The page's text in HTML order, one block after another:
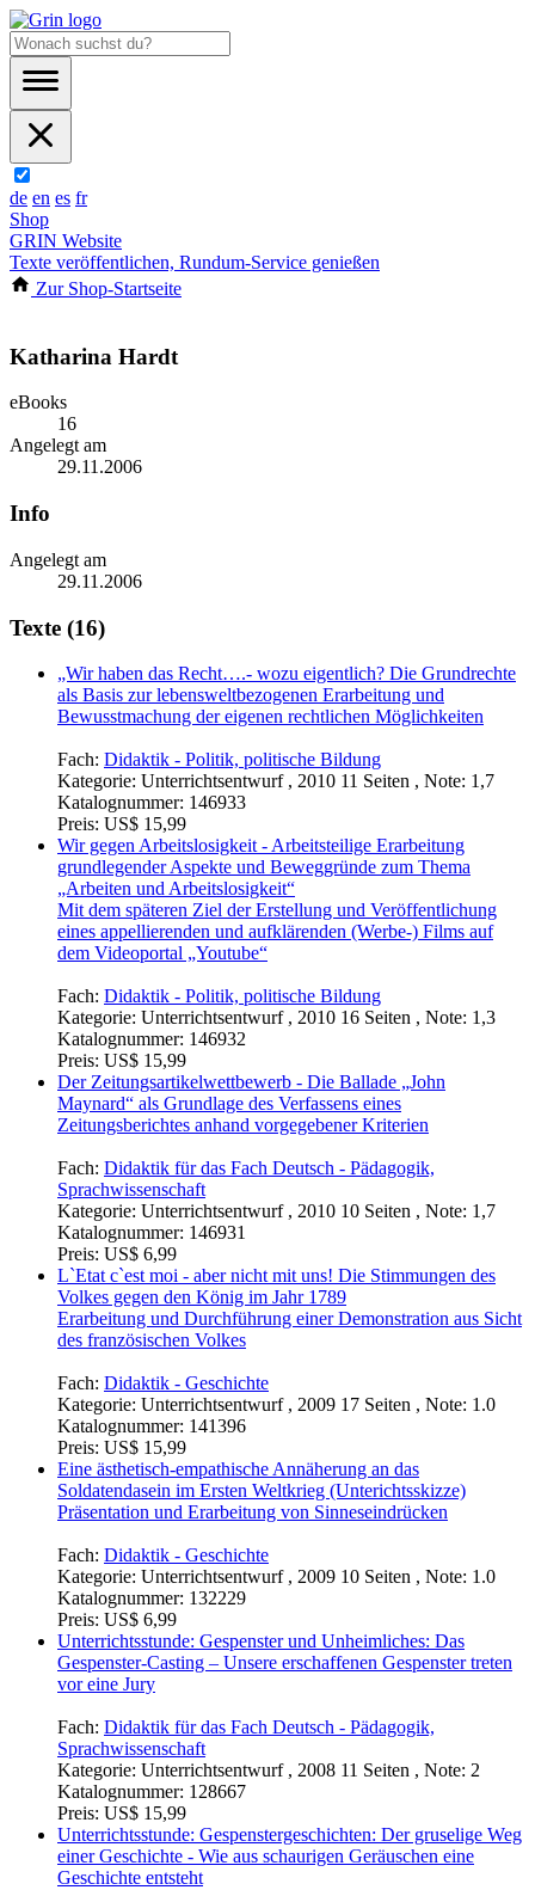
de en es fr
Shop
GRIN Website
Texte veröffentlichen, Rundum-Service genießen
Zur Shop-Startseite
Katharina Hardt
eBooks
16
Angelegt am
29.11.2006
Info
Angelegt am
29.11.2006
Texte (16)
„Wir haben das Recht….- wozu eigentlich? Die Grundrechte
als Basis zur lebensweltbezogenen Erarbeitung und
Bewusstmachung der eigenen rechtlichen Möglichkeiten
Fach: Didaktik - Politik, politische Bildung
Kategorie: Unterrichtsentwurf , 2010 11 Seiten , Note: 1,7
Katalognummer: 146933
Preis: US$ 15,99
Wir gegen Arbeitslosigkeit - Arbeitsteilige Erarbeitung
grundlegender Aspekte und Beweggründe zum Thema
„Arbeiten und Arbeitslosigkeit“
Mit dem späteren Ziel der Erstellung und Veröffentlichung
eines appellierenden und aufklärenden (Werbe-) Films auf
dem Videoportal „Youtube“
Fach: Didaktik - Politik, politische Bildung
Kategorie: Unterrichtsentwurf , 2010 16 Seiten , Note: 1,3
Katalognummer: 146932
Preis: US$ 15,99
Der Zeitungsartikelwettbewerb - Die Ballade „John
Maynard“ als Grundlage des Verfassens eines
Zeitungsberichtes anhand vorgegebener Kriterien
Fach: Didaktik für das Fach Deutsch - Pädagogik,
Sprachwissenschaft
Kategorie: Unterrichtsentwurf , 2010 10 Seiten , Note: 1,7
Katalognummer: 146931
Preis: US$ 6,99
L`Etat c`est moi - aber nicht mit uns! Die Stimmungen des
Volkes gegen den König im Jahr 1789
Erarbeitung und Durchführung einer Demonstration aus Sicht
des französischen Volkes
Fach: Didaktik - Geschichte
Kategorie: Unterrichtsentwurf , 2009 17 Seiten , Note: 1.0
Katalognummer: 141396
Preis: US$ 15,99
Eine ästhetisch-empathische Annäherung an das
Soldatendasein im Ersten Weltkrieg (Unterichtsskizze)
Präsentation und Erarbeitung von Sinneseindrücken
Fach: Didaktik - Geschichte
Kategorie: Unterrichtsentwurf , 2009 10 Seiten , Note: 1.0
Katalognummer: 132229
Preis: US$ 6,99
Unterrichtsstunde: Gespenster und Unheimliches: Das
Gespenster-Casting – Unsere erschaffenen Gespenster treten
vor eine Jury
Fach: Didaktik für das Fach Deutsch - Pädagogik,
Sprachwissenschaft
Kategorie: Unterrichtsentwurf , 2008 11 Seiten , Note: 2
Katalognummer: 128667
Preis: US$ 15,99
Unterrichtsstunde: Gespenstergeschichten: Der gruselige Weg
einer Geschichte - Wie aus schaurigen Geräuschen eine
Geschichte entsteht